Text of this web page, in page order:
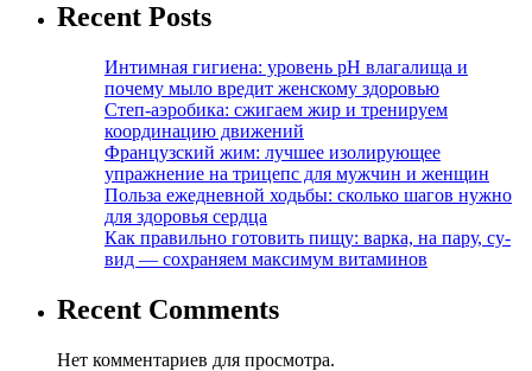
Recent Posts
Интимная гигиена: уровень pH влагалища и
почему мыло вредит женскому здоровью
Степ-аэробика: сжигаем жир и тренируем
координацию движений
Французский жим: лучшее изолирующее
упражнение на трицепс для мужчин и женщин
Польза ежедневной ходьбы: сколько шагов нужно
для здоровья сердца
Как правильно готовить пищу: варка, на пару, су-
вид — сохраняем максимум витаминов
Recent Comments
Нет комментариев для просмотра.